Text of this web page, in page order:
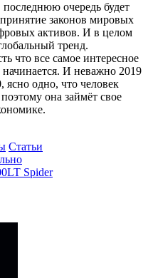
очередь будет
законов мировых
активов. И в целом
тренд.
что все самое интересное
И неважно 2019
ясно одно, что человек
она займёт свое
Статьи
Spider